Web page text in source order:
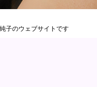
子のウェブサイトです